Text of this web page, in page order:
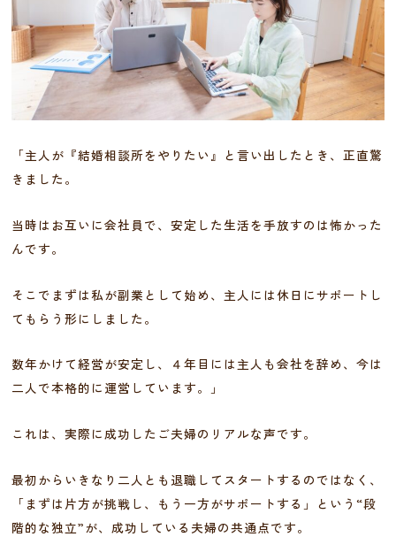
「主人が『結婚相談所をやりたい』と言い出したとき、正直驚
きました。
当時はお互いに会社員で、安定した生活を手放すのは怖かった
んです。
そこでまずは私が副業として始め、主人には休日にサポートし
てもらう形にしました。
数年かけて経営が安定し、４年目には主人も会社を辞め、今は
二人で本格的に運営しています。」
これは、実際に成功したご夫婦のリアルな声です。
最初からいきなり二人とも退職してスタートするのではなく、
「まずは片方が挑戦し、もう一方がサポートする」という“段
階的な独立”が、成功している夫婦の共通点です。